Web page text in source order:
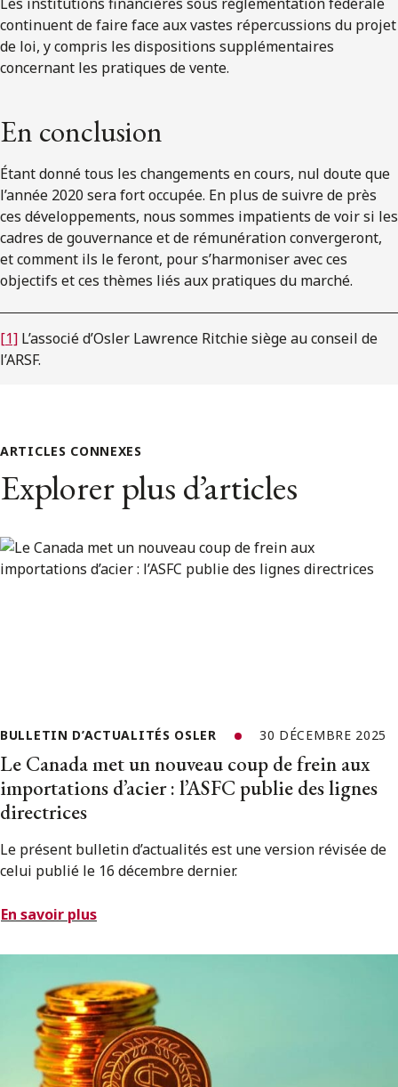
continuent de faire face aux vastes répercussions du projet
de loi, y compris les dispositions supplémentaires
concernant les pratiques de vente.
En conclusion
Étant donné tous les changements en cours, nul doute que
l’année 2020 sera fort occupée. En plus de suivre de près
ces développements, nous sommes impatients de voir si les
cadres de gouvernance et de rémunération convergeront,
et comment ils le feront, pour s’harmoniser avec ces
objectifs et ces thèmes liés aux pratiques du marché.
[1] L’associé d’Osler Lawrence Ritchie siège au conseil de
l’ARSF.
ARTICLES CONNEXES
Explorer plus d’articles
BULLETIN D’ACTUALITÉS OSLER 30 DÉCEMBRE 2025
Le Canada met un nouveau coup de frein aux
importations d’acier : l’ASFC publie des lignes
directrices
Le présent bulletin d’actualités est une version révisée de
celui publié le 16 décembre dernier.
En savoir plus